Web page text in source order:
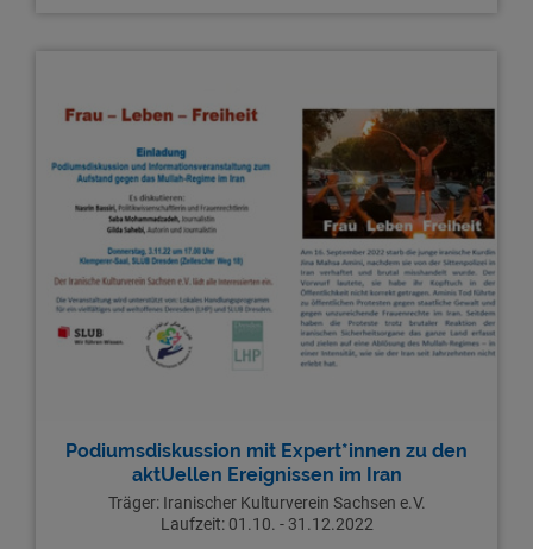
Podiumsdiskussion mit Expert*innen zu den
aktUellen Ereignissen im Iran
Träger: Iranischer Kulturverein Sachsen e.V.
Laufzeit: 01.10. - 31.12.2022